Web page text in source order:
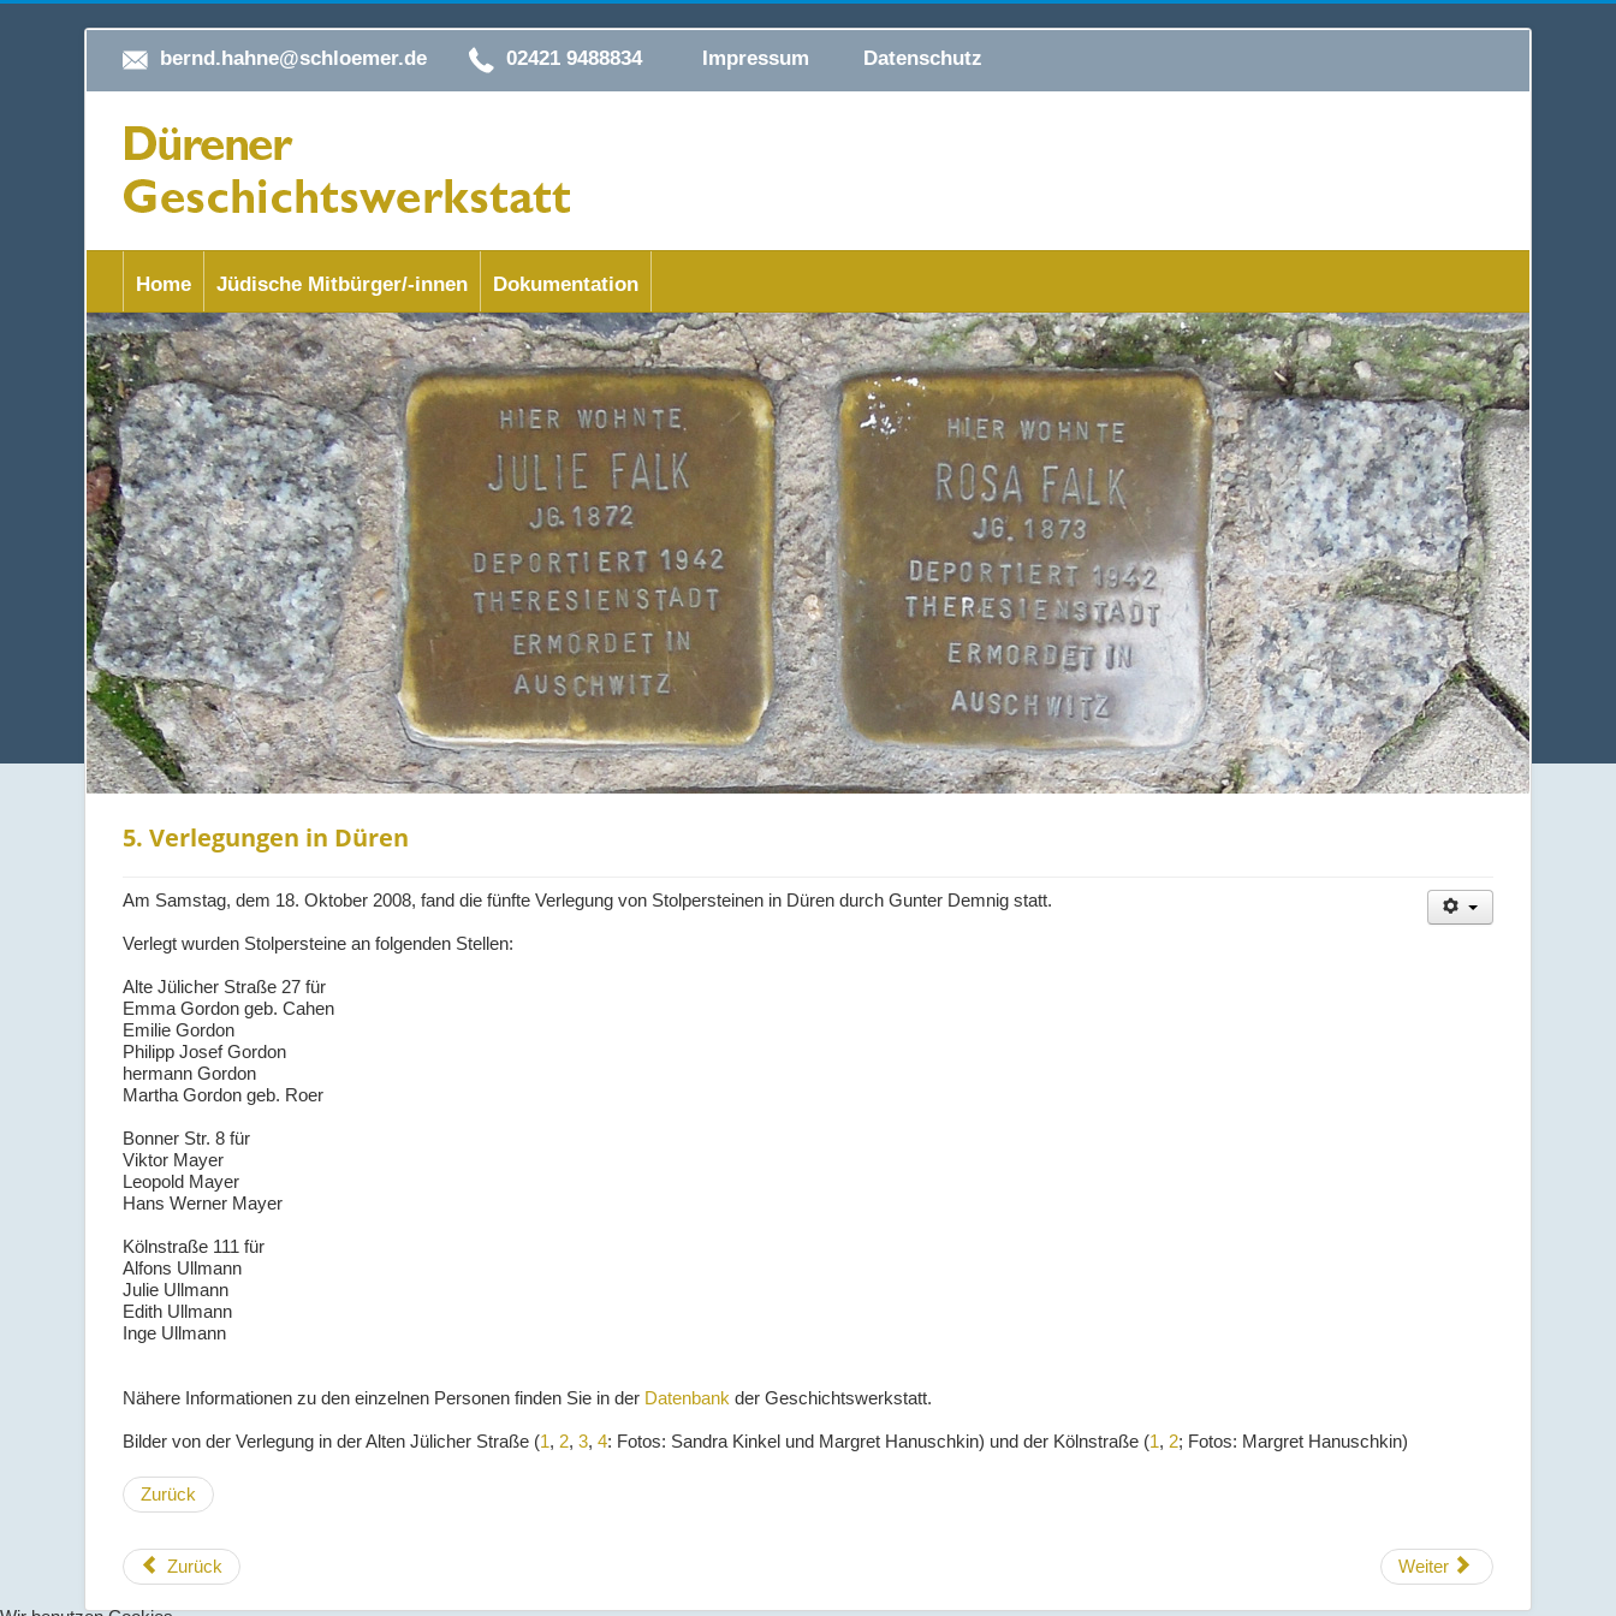
bernd.hahne@schloemer.de 02421 9488834 Impressum Datenschutz
Home Jüdische Mitbürger/-innen Dokumentation
5. Verlegungen in Düren
Am Samstag, dem 18. Oktober 2008, fand die fünfte Verlegung von Stolpersteinen in Düren durch Gunter Demnig statt.
Verlegt wurden Stolpersteine an folgenden Stellen:
Alte Jülicher Straße 27 für
Emma Gordon geb. Cahen
Emilie Gordon
Philipp Josef Gordon
hermann Gordon
Martha Gordon geb. Roer
Bonner Str. 8 für
Viktor Mayer
Leopold Mayer
Hans Werner Mayer
Kölnstraße 111 für
Alfons Ullmann
Julie Ullmann
Edith Ullmann
Inge Ullmann
Nähere Informationen zu den einzelnen Personen finden Sie in der Datenbank der Geschichtswerkstatt.
Bilder von der Verlegung in der Alten Jülicher Straße (1, 2, 3, 4: Fotos: Sandra Kinkel und Margret Hanuschkin) und der Kölnstraße (1, 2; Fotos: Margret Hanuschkin)
Zurück
Zurück Weiter